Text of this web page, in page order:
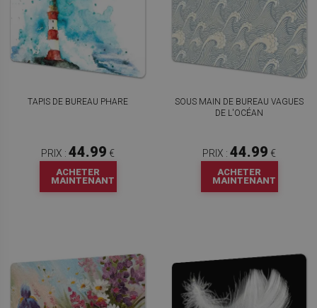
TAPIS DE BUREAU PHARE
PRIX : 44.99 €
ACHETER
MAINTENANT
SOUS MAIN DE BUREAU VAGUES
DE L'OCÉAN
PRIX : 44.99 €
ACHETER
MAINTENANT